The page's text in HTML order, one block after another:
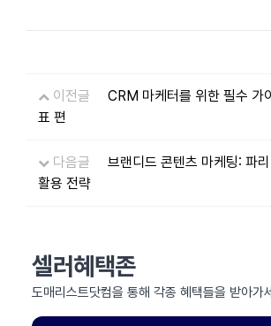
이전글
CRM 마케터를 위한 필수 가
표 편
다음글
브랜디드 콘텐츠 마케팅: 파
활용 전략
셀러혜택존
도매리스트닷컴을 통해 각종 혜택들을 받아가